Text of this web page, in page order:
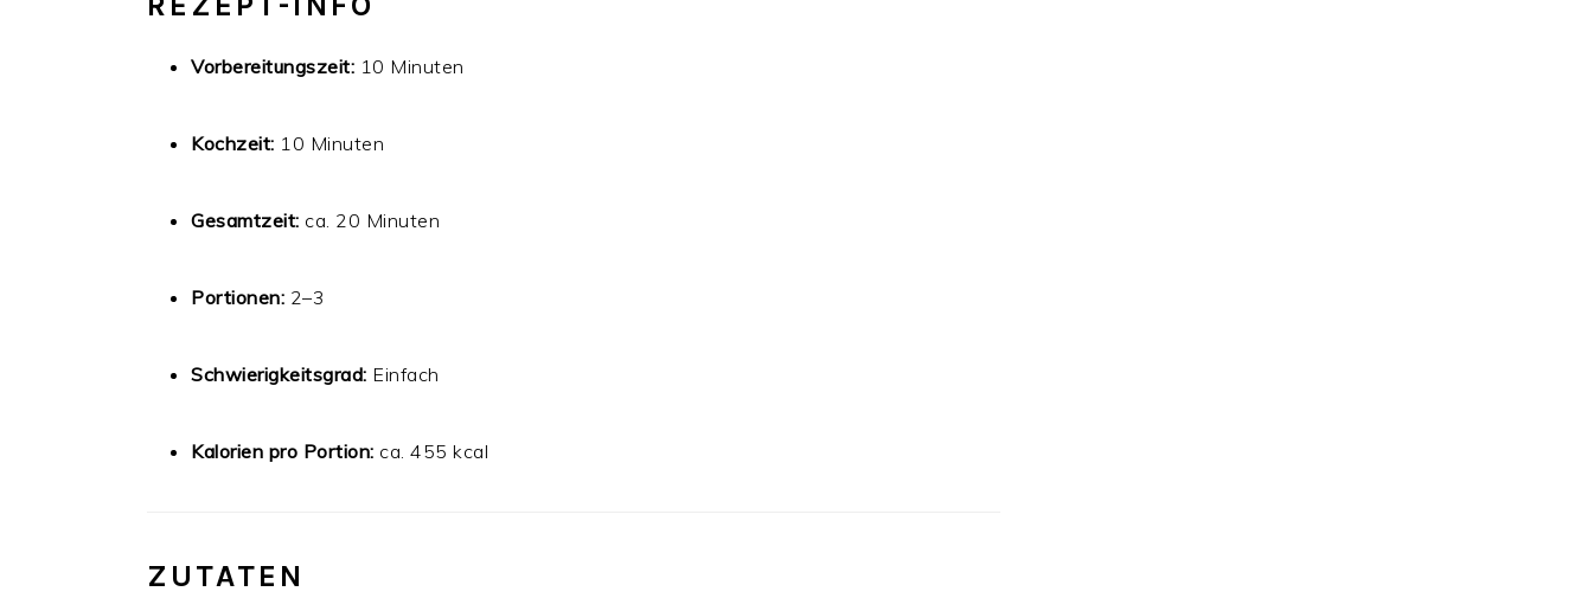
Vorbereitungszeit: 10 Minuten
Kochzeit: 10 Minuten
Gesamtzeit: ca. 20 Minuten
Portionen: 2–3
Schwierigkeitsgrad: Einfach
Kalorien pro Portion: ca. 455 kcal
ZUTATEN